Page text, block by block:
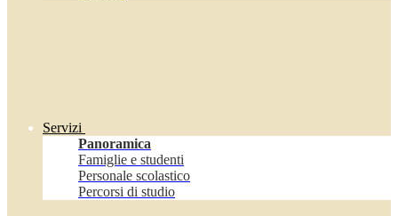
Servizi
Panoramica
Famiglie e studenti
Personale scolastico
Percorsi di studio